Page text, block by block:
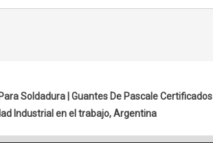
Soldadura | Guantes De Pascale Certificados
Industrial en el trabajo, Argentina